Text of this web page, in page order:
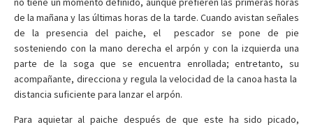
de la mañana y las últimas horas de la tarde. Cuando avistan señales
de la presencia del paiche, el pescador se pone de pie
sosteniendo con la mano derecha el arpón y con la izquierda una
parte de la soga que se encuentra enrollada; entretanto, su
acompañante, direcciona y regula la velocidad de la canoa hasta la
distancia suficiente para lanzar el arpón.
Para aquietar al paiche después de que este ha sido picado,